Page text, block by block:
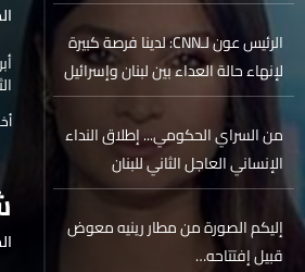
الرئيس عون لـCNN: لدينا فرصة كبيرة
لإنهاء حالة العداء بين لبنان وإسرائيل
من السراي الحكومي... إطلاق النداء
الإنساني العاجل الثاني للبنان
إليكم الصورة من مطار رينيه معوض
قبيل إفتتاحه…